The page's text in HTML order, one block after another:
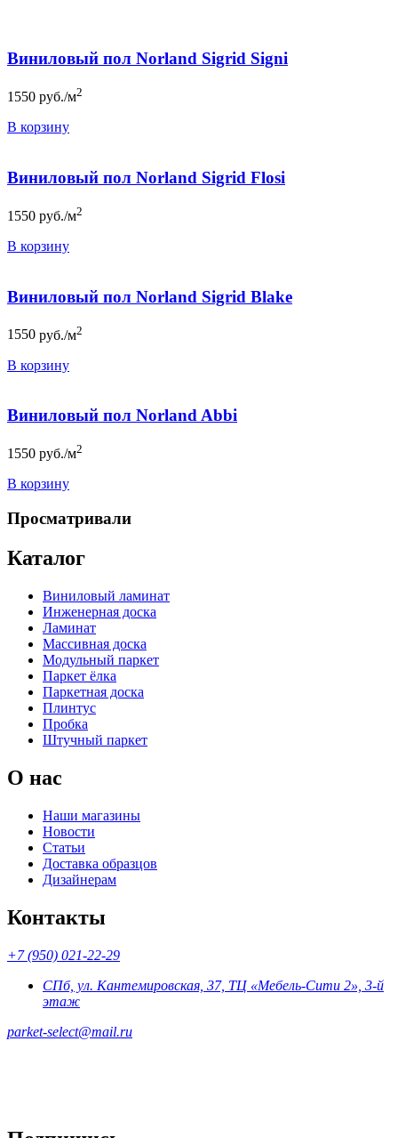
Виниловый пол Norland Sigrid Signi
1550 руб./м2
В корзину
Виниловый пол Norland Sigrid Flosi
1550 руб./м2
В корзину
Виниловый пол Norland Sigrid Blake
1550 руб./м2
В корзину
Виниловый пол Norland Abbi
1550 руб./м2
В корзину
Просматривали
Каталог
Виниловый ламинат
Инженерная доска
Ламинат
Массивная доска
Модульный паркет
Паркет ёлка
Паркетная доска
Плинтус
Пробка
Штучный паркет
О нас
Наши магазины
Новости
Статьи
Доставка образцов
Дизайнерам
Контакты
+7 (950) 021-22-29
СПб, ул. Кантемировская, 37, ТЦ «Мебель-Сити 2», 3-й
этаж
parket-select@mail.ru